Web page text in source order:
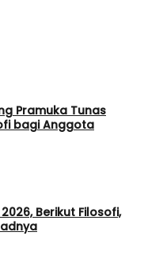
Pramuka Tunas
bagi Anggota
Berikut Filosofi,